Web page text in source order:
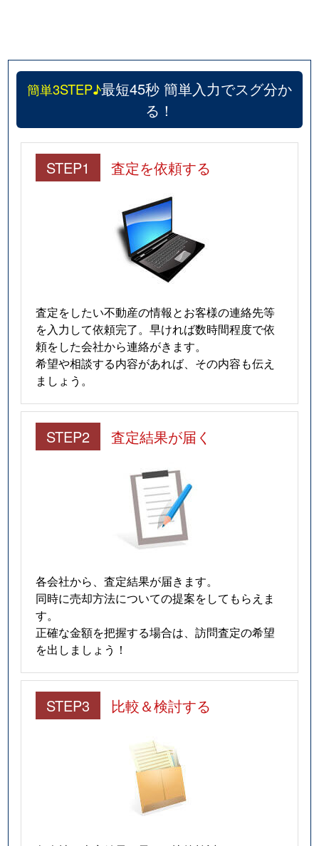
簡単3STEP♪最短45秒 簡単入力でスグ分か
る！
STEP1 査定を依頼する
査定をしたい不動産の情報とお客様の連絡先等
を入力して依頼完了。早ければ数時間程度で依
頼をした会社から連絡がきます。
希望や相談する内容があれば、その内容も伝え
ましょう。
STEP2 査定結果が届く
各会社から、査定結果が届きます。
同時に売却方法についての提案をしてもらえま
す。
正確な金額を把握する場合は、訪問査定の希望
を出しましょう！
STEP3 比較＆検討する